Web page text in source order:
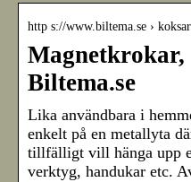
http s://www.biltema.se ›
Magnetkrokar,
Biltema.se
Lika användbara i
enkelt på en metallyta
tillfälligt vill hänga upp
verktyg, handukar etc.